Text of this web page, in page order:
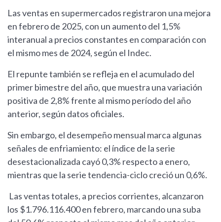
Las ventas en supermercados registraron una mejora
en febrero de 2025, con un aumento del 1,5%
interanual a precios constantes en comparación con
el mismo mes de 2024, según el Indec.
El repunte también se refleja en el acumulado del
primer bimestre del año, que muestra una variación
positiva de 2,8% frente al mismo período del año
anterior, según datos oficiales.
Sin embargo, el desempeño mensual marca algunas
señales de enfriamiento: el índice de la serie
desestacionalizada cayó 0,3% respecto a enero,
mientras que la serie tendencia-ciclo creció un 0,6%.
Las ventas totales, a precios corrientes, alcanzaron
los $1.796.116.400 en febrero, marcando una suba